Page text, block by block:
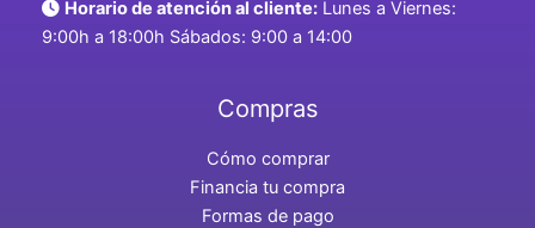
Horario de atención al cliente: Lunes a Viernes:
9:00h a 18:00h Sábados: 9:00 a 14:00
Compras
Cómo comprar
Financia tu compra
Formas de pago